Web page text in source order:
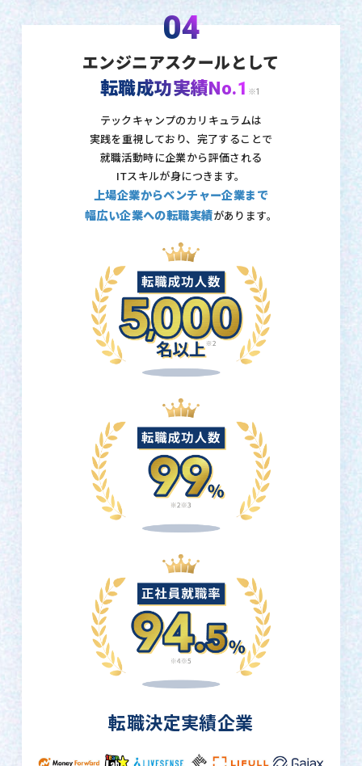
04
エンジニアスクールとして
転職成功実績No.1 ※1
テックキャンプのカリキュラムは
実践を重視しており、 完了することで
就職活動時に企業から評価される
ITスキルが身につきます。
上場企業からベンチャー企業まで
幅広い企業への転職実績があります。
転職決定実績企業